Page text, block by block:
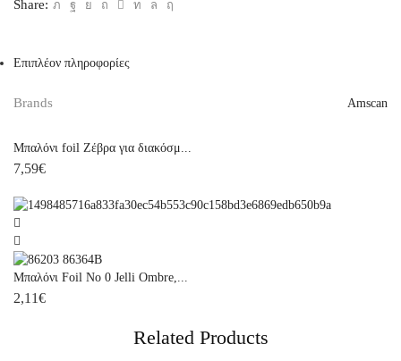
Share:
Επιπλέον πληροφορίες
Brands Amscan
Μπαλόνι foil Ζέβρα για διακόσμ...
7,59€
Μπαλόνι Foil Νο 0 Jelli Ombre,...
2,11€
Related Products